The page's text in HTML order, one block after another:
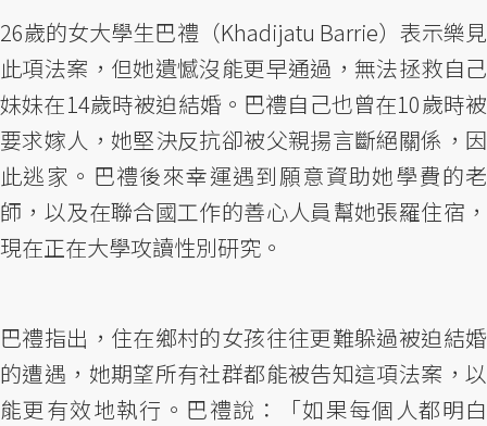
26歲的女大學生巴禮（Khadijatu Barrie）表示樂見
此項法案，但她遺憾沒能更早通過，無法拯救自己
妹妹在14歲時被迫結婚。巴禮自己也曾在10歲時被
要求嫁人，她堅決反抗卻被父親揚言斷絕關係，因
此逃家。巴禮後來幸運遇到願意資助她學費的老
師，以及在聯合國工作的善心人員幫她張羅住宿，
現在正在大學攻讀性別研究。
巴禮指出，住在鄉村的女孩往往更難躲過被迫結婚
的遭遇，她期望所有社群都能被告知這項法案，以
能更有效地執行。巴禮說：「如果每個人都明白